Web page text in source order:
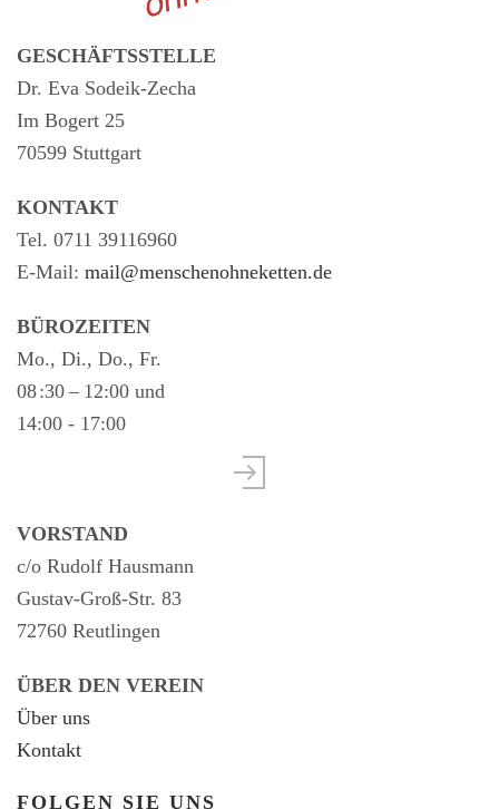
GESCHÄFTSSTELLE
Dr. Eva Sodeik-Zecha
Im Bogert 25
70599 Stuttgart
KONTAKT
Tel. 0711 39116960
E-Mail: mail@menschenohneketten.de
BÜROZEITEN
Mo., Di., Do., Fr.
08 :30 – 12:00 und
14:00 - 17:00
VORSTAND
c/o Rudolf Hausmann
Gustav-Groß-Str. 83
72760 Reutlingen
ÜBER DEN VEREIN
Über uns
Kontakt
FOLGEN SIE UNS